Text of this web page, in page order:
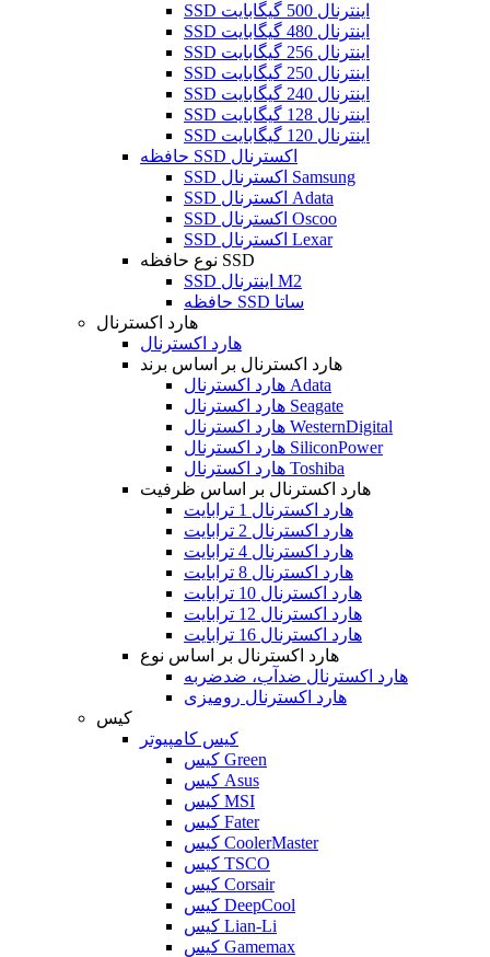
SSD اینترنال 500 گیگابایت
SSD اینترنال 480 گیگابایت
SSD اینترنال 256 گیگابایت
SSD اینترنال 250 گیگابایت
SSD اینترنال 240 گیگابایت
SSD اینترنال 128 گیگابایت
SSD اینترنال 120 گیگابایت
حافظه SSD اکسترنال
SSD اکسترنال Samsung
SSD اکسترنال Adata
SSD اکسترنال Oscoo
SSD اکسترنال Lexar
نوع حافظه SSD
SSD اینترنال M2
حافظه SSD ساتا
هارد اکسترنال
هارد اکسترنال
هارد اکسترنال بر اساس برند
هارد اکسترنال Adata
هارد اکسترنال Seagate
هارد اکسترنال WesternDigital
هارد اکسترنال SiliconPower
هارد اکسترنال Toshiba
هارد اکسترنال بر اساس ظرفیت
هارد اکسترنال 1 ترابایت
هارد اکسترنال 2 ترابایت
هارد اکسترنال 4 ترابایت
هارد اکسترنال 8 ترابایت
هارد اکسترنال 10 ترابایت
هارد اکسترنال 12 ترابایت
هارد اکسترنال 16 ترابایت
هارد اکسترنال بر اساس نوع
هارد اکسترنال ضدآب، ضدضربه
هارد اکسترنال رومیزی
کیس
کیس کامپیوتر
کیس Green
کیس Asus
کیس MSI
کیس Fater
کیس CoolerMaster
کیس TSCO
کیس Corsair
کیس DeepCool
کیس Lian-Li
کیس Gamemax